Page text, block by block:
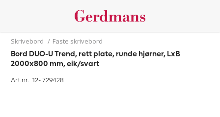
Skrivebord / Faste skrivebord
Bord DUO-U Trend, rett plate, runde hjørner, LxB
2000x800 mm, eik/svart
Art.nr. 12-729428